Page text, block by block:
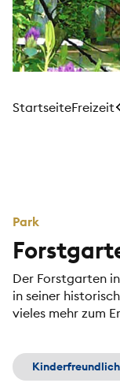
StartseiteFreizeit
Park
Der Forstgarten
in seiner
vieles mehr zum
Kinderfreundlich